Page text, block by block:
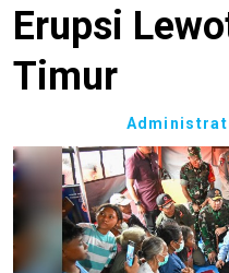
Erupsi
Timur